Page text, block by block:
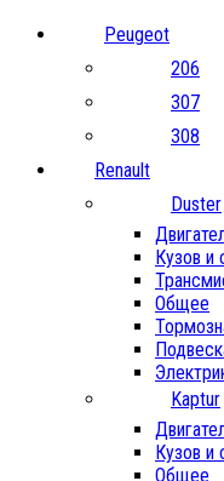
Peugeot
206
307
308
Renault
Duster
Кузов и
Общее
Kaptur
Кузов и
Общее